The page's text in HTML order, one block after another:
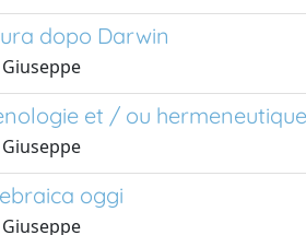
dopo Darwin
et / ou
oggi